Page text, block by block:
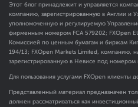
Этот блог принадлежит и управляется
компанию, зарегистрированную в Англии и
уполномоченную и регулируемую
фирменным номером FCA 579202; FXOpen
Комиссией по ценным бумагам и биржам
194/13; FXOpen Markets Limited, компанию,
зарегистрированную в Невисе под номером
Для пользования услугами FXOpen клиенты
Представленный материал предназначен
должен рассматриваться как